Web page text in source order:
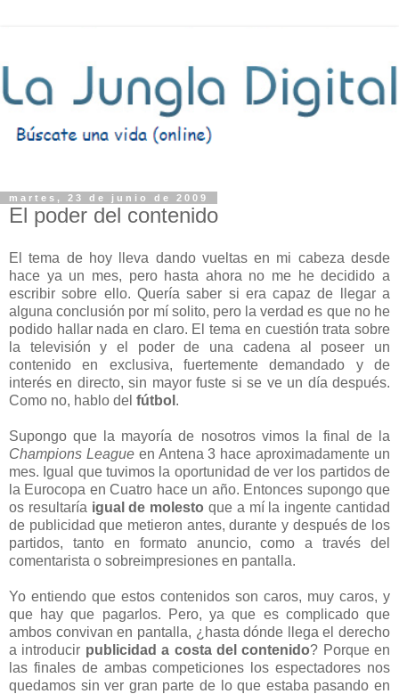
martes, 23 de junio de 2009
El poder del contenido
El tema de hoy lleva dando vueltas en mi cabeza desde
hace ya un mes, pero hasta ahora no me he decidido a
escribir sobre ello. Quería saber si era capaz de llegar a
alguna conclusión por mí solito, pero la verdad es que no he
podido hallar nada en claro. El tema en cuestión trata sobre
la televisión y el poder de una cadena al poseer un
contenido en exclusiva, fuertemente demandado y de
interés en directo, sin mayor fuste si se ve un día después.
Como no, hablo del fútbol .
Supongo que la mayoría de nosotros vimos la final de la
Champions Leagueen Antena 3 hace aproximadamente un
mes. Igual que tuvimos la oportunidad de ver los partidos de
la Eurocopa en Cuatro hace un año. Entonces supongo que
os resultaría igual de molesto que a mí la ingente cantidad
de publicidad que metieron antes, durante y después de los
partidos, tanto en formato anuncio, como a través del
comentarista o sobreimpresiones en pantalla.
Yo entiendo que estos contenidos son caros, muy caros, y
que hay que pagarlos. Pero, ya que es complicado que
ambos convivan en pantalla, ¿hasta dónde llega el derecho
a introducir publicidad a costa del contenido? Porque en
las finales de ambas competiciones los espectadores nos
quedamos sin ver gran parte de lo que estaba pasando en